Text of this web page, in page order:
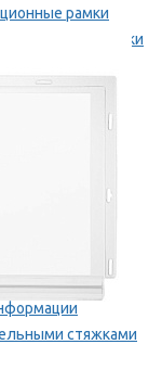
рамки
рамки
стяжками